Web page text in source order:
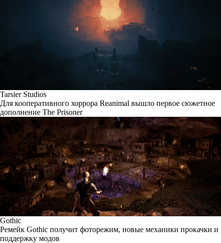
Tarsier Studios
Для кооперативного хоррора Reanimal вышло первое сюжетное
дополнение The Prisoner
Gothic
Ремейк Gothic получит фоторежим, новые механики прокачки и
поддержку модов